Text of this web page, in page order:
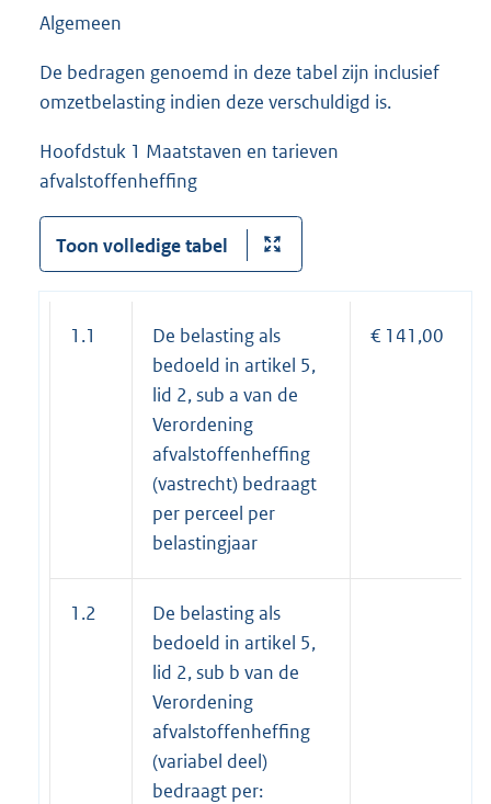
Algemeen
De bedragen genoemd in deze tabel zijn inclusief
omzetbelasting indien deze verschuldigd is.
Hoofdstuk 1 Maatstaven en tarieven
afvalstoffenheffing
Toon volledige tabel
1.1
De belasting als
bedoeld in artikel 5,
lid 2, sub a van de
Verordening
afvalstoffenheffing
(vastrecht) bedraagt
per perceel per
belastingjaar
€ 141,00
1.2
De belasting als
bedoeld in artikel 5,
lid 2, sub b van de
Verordening
afvalstoffenheffing
(variabel deel)
bedraagt per: